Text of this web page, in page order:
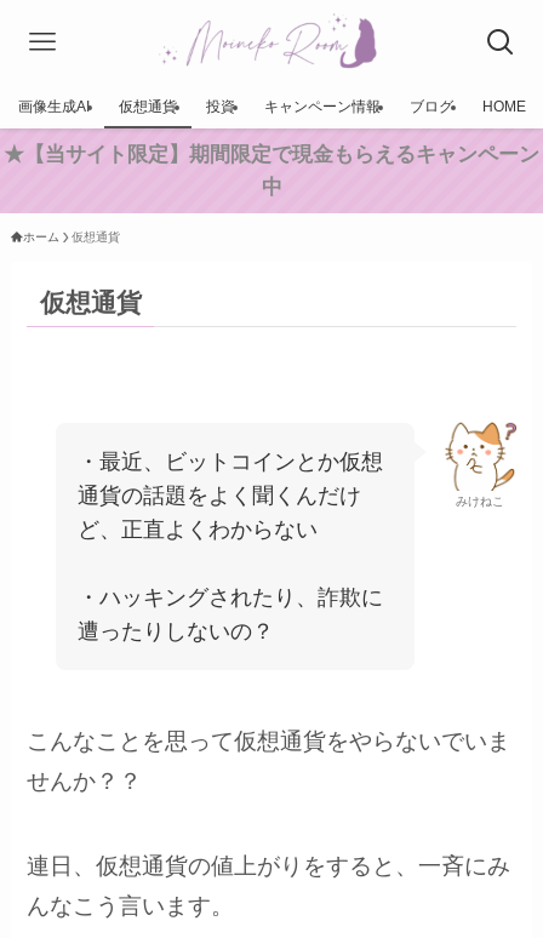
画像生成AI 仮想通貨 投資 キャンペーン情報 ブログ HOME
★【当サイト限定】期間限定で現金もらえるキャンペーン
中
ホーム 仮想通貨
仮想通貨
みけねこ
・最近、ビットコインとか仮想
通貨の話題をよく聞くんだけ
ど、正直よくわからない
・ハッキングされたり、詐欺に
遭ったりしないの？
こんなことを思って仮想通貨をやらないでいま
せんか？？
連日、仮想通貨の値上がりをすると、一斉にみ
んなこう言います。